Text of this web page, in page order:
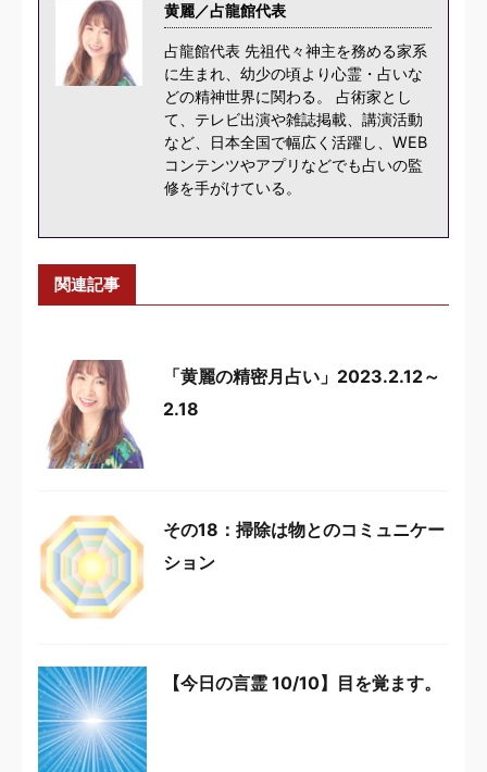
黄麗／占龍館代表
占龍館代表 先祖代々神主を務める家系
に生まれ、幼少の頃より心霊・占いな
どの精神世界に関わる。 占術家とし
て、テレビ出演や雑誌掲載、講演活動
など、日本全国で幅広く活躍し、WEB
コンテンツやアプリなどでも占いの監
修を手がけている。
関連記事
「黄麗の精密月占い」2023.2.12～
2.18
その18：掃除は物とのコミュニケー
ション
【今日の言霊 10/10】目を覚ます。